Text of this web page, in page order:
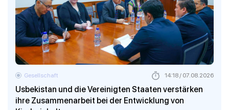
Usbekistan und die Vereinigten Staaten verstärken
ihre Zusammenarbeit bei der Entwicklung von
Gesellschaft 14:18 / 07.08.2026